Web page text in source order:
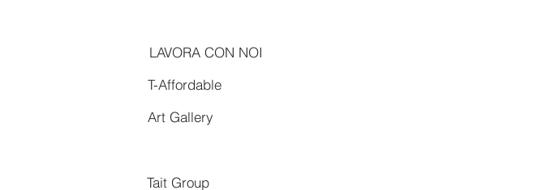
LAVORA CON NOI
T-Affordable
Art Gallery
Tait Group